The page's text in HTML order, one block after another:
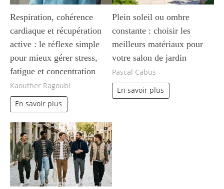
Respiration, cohérence
cardiaque et récupération
active : le réflexe simple
pour mieux gérer stress,
fatigue et concentration
Kaouther Ragoubi
En savoir plus
Plein soleil ou ombre
constante : choisir les
meilleurs matériaux pour
votre salon de jardin
Pascal Cabus
En savoir plus